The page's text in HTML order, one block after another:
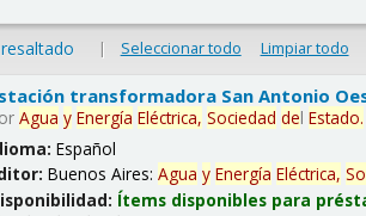
| Seleccionar todo Limpiar todo
transformadora San Antonio
Agua y Energía Eléctrica, Sociedad delEstado.
Español
Buenos Aires:Agua y Energía Eléctrica,
Ítems disponibles para